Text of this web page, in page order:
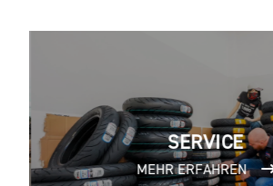
SERVICE
MEHR ERFAHREN